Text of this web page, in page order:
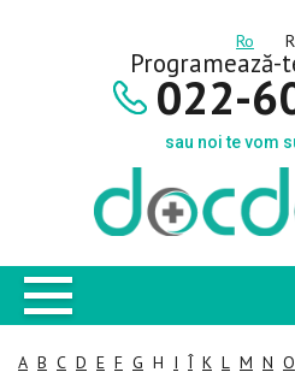
Ro
022-
sau noi te vom
A B C D E F G H I Î K L M N O